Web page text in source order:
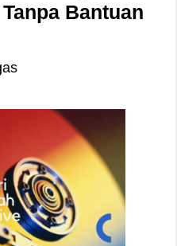
Bantuan